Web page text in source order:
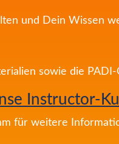
und Dein Wissen
sowie die PADI-
Instructor-
für weitere